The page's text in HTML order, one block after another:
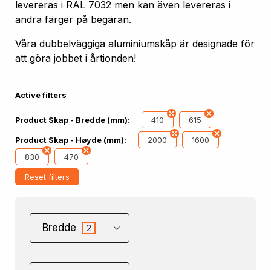
levereras i RAL 7032 men kan även levereras i
andra färger på begäran.
Våra dubbelväggiga aluminiumskåp är designade för
att göra jobbet i årtionden!
Active filters
Product Skap - Bredde (mm): 410 615
Product Skap - Høyde (mm): 2000
1600
830
470
Reset filters
Bredde 2